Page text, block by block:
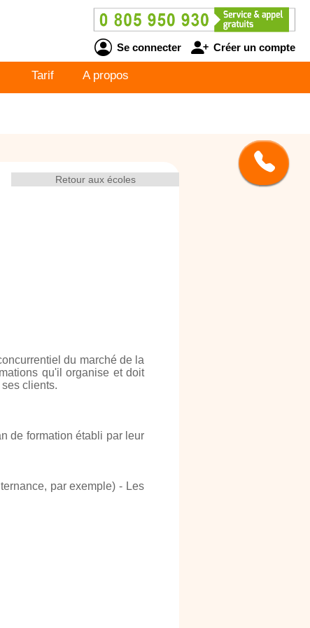
Se connecter Créer un compte
Tarif A propos
Retour aux écoles
du marché de la
qu'il organise et doit
clients.
de formation établi par leur
par exemple) - Les